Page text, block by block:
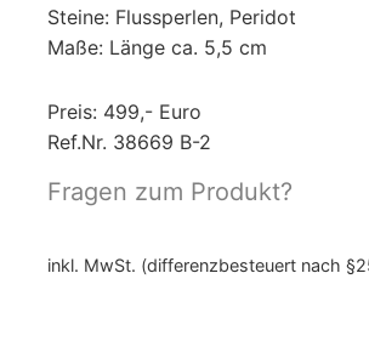
Steine: Flussperlen, Peridot
Maße: Länge ca. 5,5 cm
Preis: 499,- Euro
Ref.Nr. 38669 B-2
Fragen zum Produkt?
inkl. MwSt. (differenzbesteuert nach